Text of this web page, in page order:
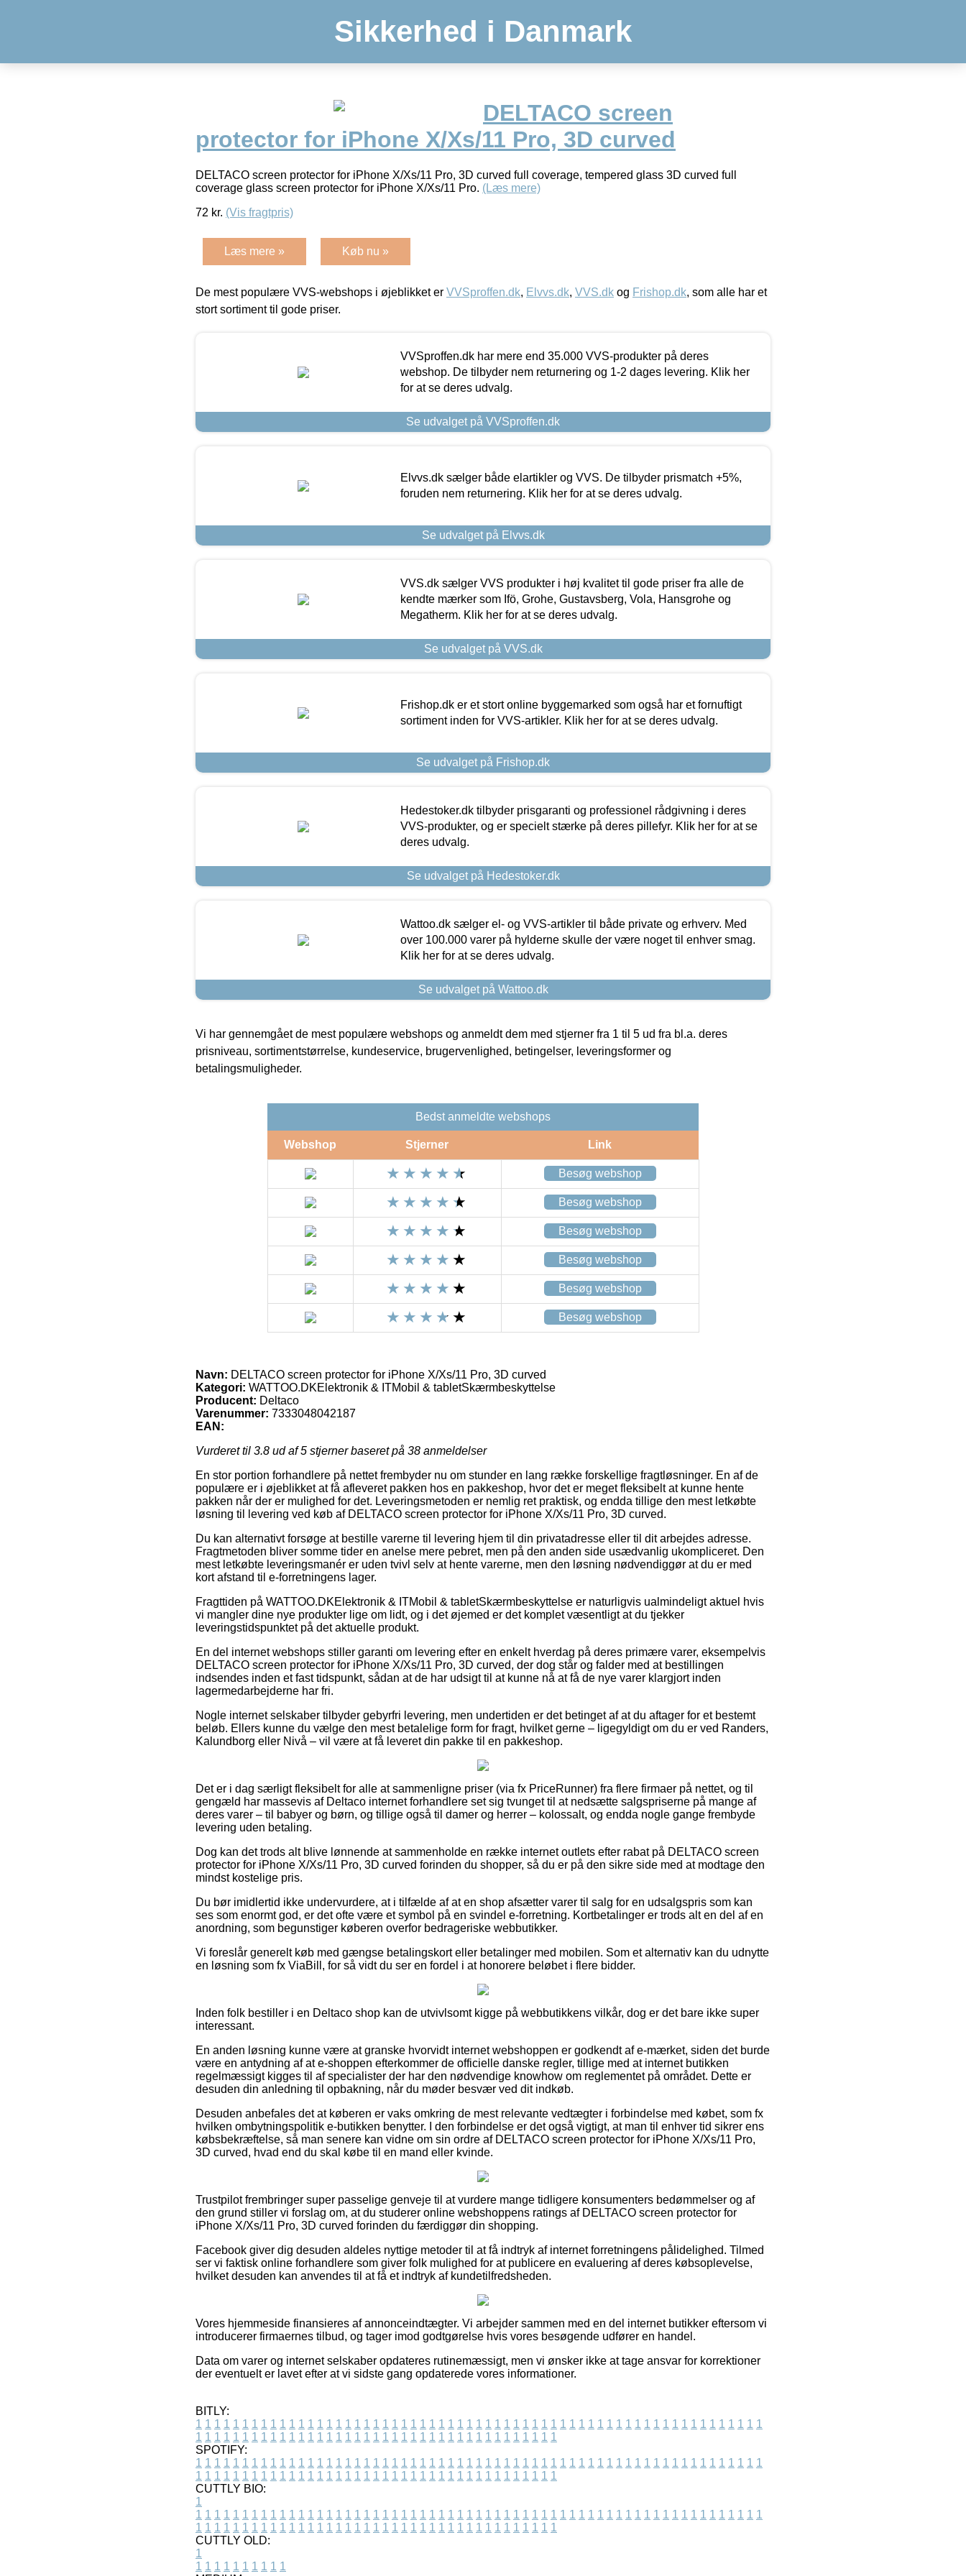
Sikkerhed i Danmark
DELTACO screen
protector for iPhone X/Xs/11 Pro, 3D curved
DELTACO screen protector for iPhone X/Xs/11 Pro, 3D curved full coverage, tempered glass 3D curved full
coverage glass screen protector for iPhone X/Xs/11 Pro. (Læs mere)
72 kr. (Vis fragtpris)
Læs mere » Køb nu »
De mest populære VVS-webshops i øjeblikket er VVSproffen.dk, Elvvs.dk, VVS.dk og Frishop.dk, som alle har et
stort sortiment til gode priser.
VVSproffen.dk har mere end 35.000 VVS-produkter på deres
webshop. De tilbyder nem returnering og 1-2 dages levering. Klik her
for at se deres udvalg.
Se udvalget på VVSproffen.dk
Elvvs.dk sælger både elartikler og VVS. De tilbyder prismatch +5%,
foruden nem returnering. Klik her for at se deres udvalg.
Se udvalget på Elvvs.dk
VVS.dk sælger VVS produkter i høj kvalitet til gode priser fra alle de
kendte mærker som Ifö, Grohe, Gustavsberg, Vola, Hansgrohe og
Megatherm. Klik her for at se deres udvalg.
Se udvalget på VVS.dk
Frishop.dk er et stort online byggemarked som også har et fornuftigt
sortiment inden for VVS-artikler. Klik her for at se deres udvalg.
Se udvalget på Frishop.dk
Hedestoker.dk tilbyder prisgaranti og professionel rådgivning i deres
VVS-produkter, og er specielt stærke på deres pillefyr. Klik her for at se
deres udvalg.
Se udvalget på Hedestoker.dk
Wattoo.dk sælger el- og VVS-artikler til både private og erhverv. Med
over 100.000 varer på hylderne skulle der være noget til enhver smag.
Klik her for at se deres udvalg.
Se udvalget på Wattoo.dk
Vi har gennemgået de mest populære webshops og anmeldt dem med stjerner fra 1 til 5 ud fra bl.a. deres
prisniveau, sortimentstørrelse, kundeservice, brugervenlighed, betingelser, leveringsformer og
betalingsmuligheder.
Bedst anmeldte webshops
Webshop Stjerner Link
Besøg webshop
Besøg webshop
Besøg webshop
Besøg webshop
Besøg webshop
Besøg webshop
Navn: DELTACO screen protector for iPhone X/Xs/11 Pro, 3D curved
Kategori: WATTOO.DKElektronik & ITMobil & tabletSkærmbeskyttelse
Producent: Deltaco
Varenummer: 7333048042187
EAN:
Vurderet til 3.8 ud af 5 stjerner baseret på 38 anmeldelser
En stor portion forhandlere på nettet frembyder nu om stunder en lang række forskellige fragtløsninger. En af de
populære er i øjeblikket at få afleveret pakken hos en pakkeshop, hvor det er meget fleksibelt at kunne hente
pakken når der er mulighed for det. Leveringsmetoden er nemlig ret praktisk, og endda tillige den mest letkøbte
løsning til levering ved køb af DELTACO screen protector for iPhone X/Xs/11 Pro, 3D curved.
Du kan alternativt forsøge at bestille varerne til levering hjem til din privatadresse eller til dit arbejdes adresse.
Fragtmetoden bliver somme tider en anelse mere pebret, men på den anden side usædvanlig ukompliceret. Den
mest letkøbte leveringsmanér er uden tvivl selv at hente varerne, men den løsning nødvendiggør at du er med
kort afstand til e-forretningens lager.
Fragttiden på WATTOO.DKElektronik & ITMobil & tabletSkærmbeskyttelse er naturligvis ualmindeligt aktuel hvis
vi mangler dine nye produkter lige om lidt, og i det øjemed er det komplet væsentligt at du tjekker
leveringstidspunktet på det aktuelle produkt.
En del internet webshops stiller garanti om levering efter en enkelt hverdag på deres primære varer, eksempelvis
DELTACO screen protector for iPhone X/Xs/11 Pro, 3D curved, der dog står og falder med at bestillingen
indsendes inden et fast tidspunkt, sådan at de har udsigt til at kunne nå at få de nye varer klargjort inden
lagermedarbejderne har fri.
Nogle internet selskaber tilbyder gebyrfri levering, men undertiden er det betinget af at du aftager for et bestemt
beløb. Ellers kunne du vælge den mest betalelige form for fragt, hvilket gerne – ligegyldigt om du er ved Randers,
Kalundborg eller Nivå – vil være at få leveret din pakke til en pakkeshop.
Det er i dag særligt fleksibelt for alle at sammenligne priser (via fx PriceRunner) fra flere firmaer på nettet, og til
gengæld har massevis af Deltaco internet forhandlere set sig tvunget til at nedsætte salgspriserne på mange af
deres varer – til babyer og børn, og tillige også til damer og herrer – kolossalt, og endda nogle gange frembyde
levering uden betaling.
Dog kan det trods alt blive lønnende at sammenholde en række internet outlets efter rabat på DELTACO screen
protector for iPhone X/Xs/11 Pro, 3D curved forinden du shopper, så du er på den sikre side med at modtage den
mindst kostelige pris.
Du bør imidlertid ikke undervurdere, at i tilfælde af at en shop afsætter varer til salg for en udsalgspris som kan
ses som enormt god, er det ofte være et symbol på en svindel e-forretning. Kortbetalinger er trods alt en del af en
anordning, som begunstiger køberen overfor bedrageriske webbutikker.
Vi foreslår generelt køb med gængse betalingskort eller betalinger med mobilen. Som et alternativ kan du udnytte
en løsning som fx ViaBill, for så vidt du ser en fordel i at honorere beløbet i flere bidder.
Inden folk bestiller i en Deltaco shop kan de utvivlsomt kigge på webbutikkens vilkår, dog er det bare ikke super
interessant.
En anden løsning kunne være at granske hvorvidt internet webshoppen er godkendt af e-mærket, siden det burde
være en antydning af at e-shoppen efterkommer de officielle danske regler, tillige med at internet butikken
regelmæssigt kigges til af specialister der har den nødvendige knowhow om reglementet på området. Dette er
desuden din anledning til opbakning, når du møder besvær ved dit indkøb.
Desuden anbefales det at køberen er vaks omkring de mest relevante vedtægter i forbindelse med købet, som fx
hvilken ombytningspolitik e-butikken benytter. I den forbindelse er det også vigtigt, at man til enhver tid sikrer ens
købsbekræftelse, så man senere kan vidne om sin ordre af DELTACO screen protector for iPhone X/Xs/11 Pro,
3D curved, hvad end du skal købe til en mand eller kvinde.
Trustpilot frembringer super passelige genveje til at vurdere mange tidligere konsumenters bedømmelser og af
den grund stiller vi forslag om, at du studerer online webshoppens ratings af DELTACO screen protector for
iPhone X/Xs/11 Pro, 3D curved forinden du færdiggør din shopping.
Facebook giver dig desuden aldeles nyttige metoder til at få indtryk af internet forretningens pålidelighed. Tilmed
ser vi faktisk online forhandlere som giver folk mulighed for at publicere en evaluering af deres købsoplevelse,
hvilket desuden kan anvendes til at få et indtryk af kundetilfredsheden.
Vores hjemmeside finansieres af annonceindtægter. Vi arbejder sammen med en del internet butikker eftersom vi
introducerer firmaernes tilbud, og tager imod godtgørelse hvis vores besøgende udfører en handel.
Data om varer og internet selskaber opdateres rutinemæssigt, men vi ønsker ikke at tage ansvar for korrektioner
der eventuelt er lavet efter at vi sidste gang opdaterede vores informationer.
BITLY:
1 1 1 1 1 1 1 1 1 1 1 1 1 1 1 1 1 1 1 1 1 1 1 1 1 1 1 1 1 1 1 1 1 1 1 1 1 1 1 1 1 1 1 1 1 1 1 1 1 1 1 1 1 1 1 1 1 1 1 1 1
1 1 1 1 1 1 1 1 1 1 1 1 1 1 1 1 1 1 1 1 1 1 1 1 1 1 1 1 1 1 1 1 1 1 1 1 1 1 1
SPOTIFY:
1 1 1 1 1 1 1 1 1 1 1 1 1 1 1 1 1 1 1 1 1 1 1 1 1 1 1 1 1 1 1 1 1 1 1 1 1 1 1 1 1 1 1 1 1 1 1 1 1 1 1 1 1 1 1 1 1 1 1 1 1
1 1 1 1 1 1 1 1 1 1 1 1 1 1 1 1 1 1 1 1 1 1 1 1 1 1 1 1 1 1 1 1 1 1 1 1 1 1 1
CUTTLY BIO:
1
1 1 1 1 1 1 1 1 1 1 1 1 1 1 1 1 1 1 1 1 1 1 1 1 1 1 1 1 1 1 1 1 1 1 1 1 1 1 1 1 1 1 1 1 1 1 1 1 1 1 1 1 1 1 1 1 1 1 1 1 1
1 1 1 1 1 1 1 1 1 1 1 1 1 1 1 1 1 1 1 1 1 1 1 1 1 1 1 1 1 1 1 1 1 1 1 1 1 1 1
CUTTLY OLD:
1
1 1 1 1 1 1 1 1 1 1